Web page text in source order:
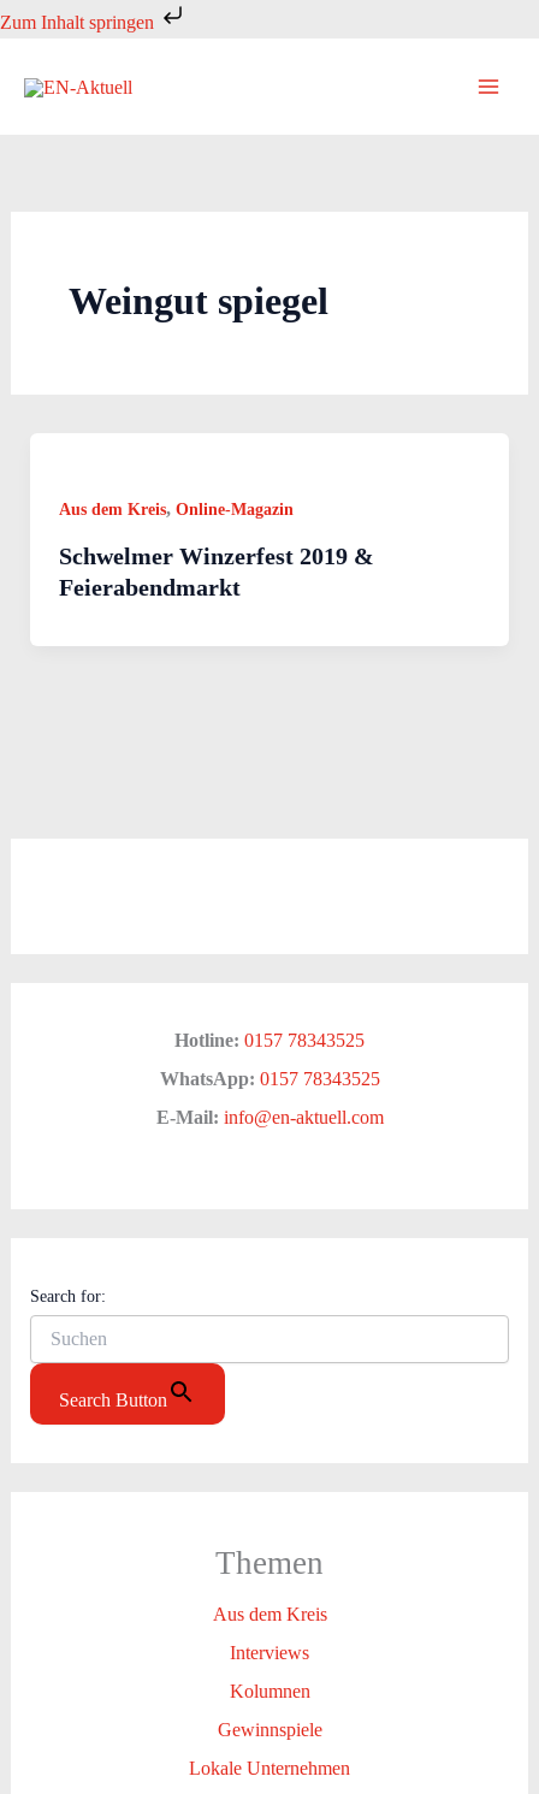
Zum Inhalt springen
Zum
springen
Weingut spiegel
Aus dem Kreis, Online-Magazin
Schwelmer Winzerfest 2019 &
Feierabendmarkt
Hotline: 0157 78343525
WhatsApp: 0157 78343525
E-Mail: info@en-aktuell.com
Search for:
Search Button
Themen
Aus dem Kreis
Interviews
Kolumnen
Gewinnspiele
Lokale Unternehmen